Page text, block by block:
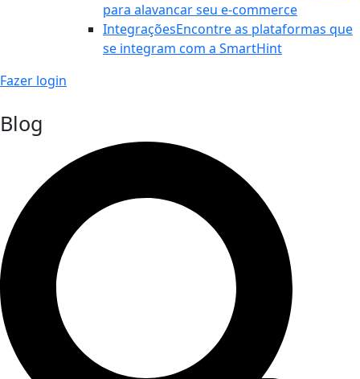
para alavancar seu e-commerce
IntegraçõesEncontre as plataformas que
se integram com a SmartHint
Fazer login
Blog